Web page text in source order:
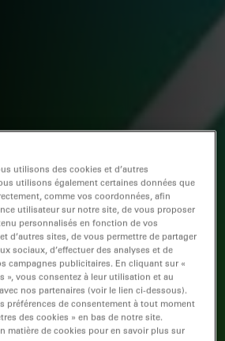
utilisons des cookies et d’autres
utilisons également certaines données que
comme vos coordonnées, afin
utilisateur sur notre site, de vous proposer
personnalisés en fonction de vos
d’autres sites, de vous permettre de partager
sociaux, d’effectuer des analyses et de
campagnes publicitaires. En cliquant sur «
», vous consentez à leur utilisation et au
nos partenaires (voir le lien ci-dessous).
préférences de consentement à tout moment
des cookies » en bas de notre site.
matière de cookies pour en savoir plus sur